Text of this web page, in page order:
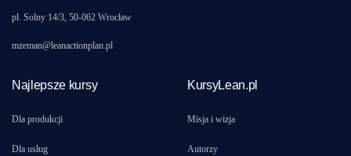
pl. Solny 14/3, 50-062 Wrocław
mzeman@leanactionplan.pl
Najlepsze kursy
Dla produkcji
Dla usług
KursyLean.pl
Misja i wizja
Autorzy